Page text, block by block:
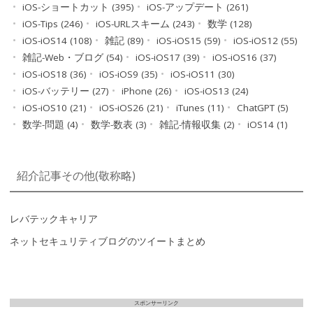
iOS-ショートカット (395)
iOS-アップデート (261)
iOS-Tips (246)
iOS-URLスキーム (243)
数学 (128)
iOS-iOS14 (108)
雑記 (89) iOS-iOS15 (59)
iOS-iOS12 (55)
雑記-Web・ブログ (54)
iOS-iOS17 (39)
iOS-iOS16 (37)
iOS-iOS18 (36)
iOS-iOS9 (35)
iOS-iOS11 (30)
iOS-バッテリー (27)
iPhone (26)
iOS-iOS13 (24)
iOS-iOS10 (21)
iOS-iOS26 (21) iTunes (11)
ChatGPT (5)
数学-問題 (4)
数学-数表 (3) 雑記-情報収集 (2) iOS14 (1)
紹介記事その他(敬称略)
レバテックキャリア
ネットセキュリティブログのツイートまとめ
スポンサーリンク